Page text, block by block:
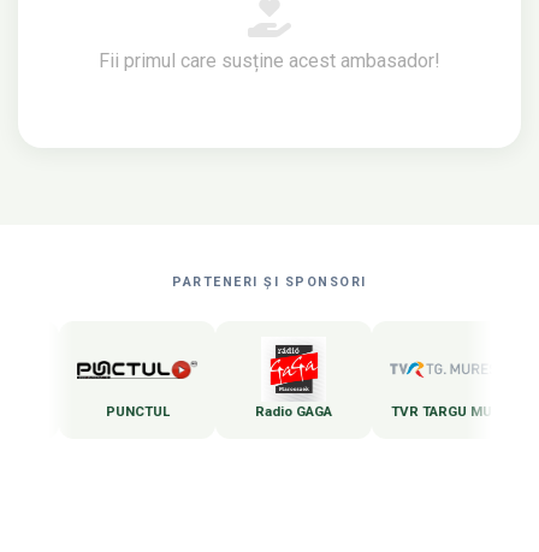
Fii primul care susține acest ambasador!
PARTENERI ȘI SPONSORI
PUNCTUL Radio GAGA TVR TARGU MURES